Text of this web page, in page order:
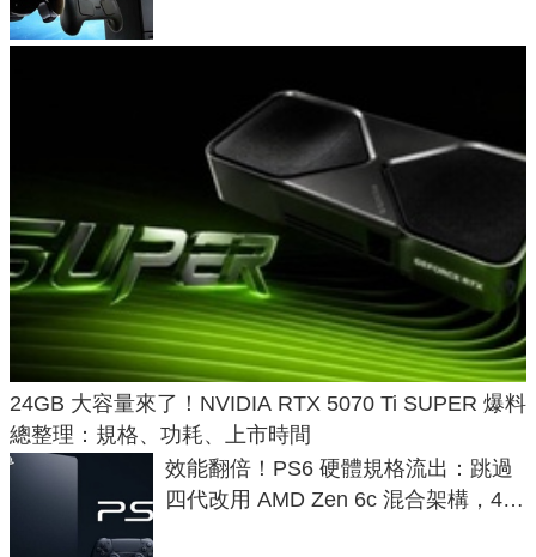
24GB 大容量來了！NVIDIA RTX 5070 Ti SUPER 爆料
總整理：規格、功耗、上市時間
效能翻倍！PS6 硬體規格流出：跳過
四代改用 AMD Zen 6c 混合架構，4K